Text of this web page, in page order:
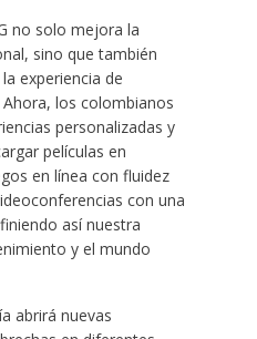
no solo mejora la
sino que también
experiencia de
los colombianos
personalizadas y
películas en
en línea con fluidez
con una
así nuestra
y el mundo
abrirá nuevas